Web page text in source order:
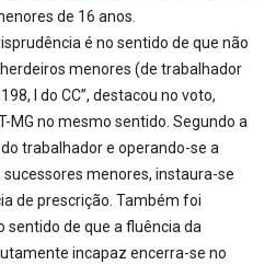
de 16 anos.
é no sentido de que não
menores (de trabalhador
I do CC”, destacou no voto,
MG no mesmo sentido. Segundo a
trabalhador e operando-se a
menores, instaura-se
de prescrição. Também foi
sentido de que a fluência da
incapaz encerra-se no